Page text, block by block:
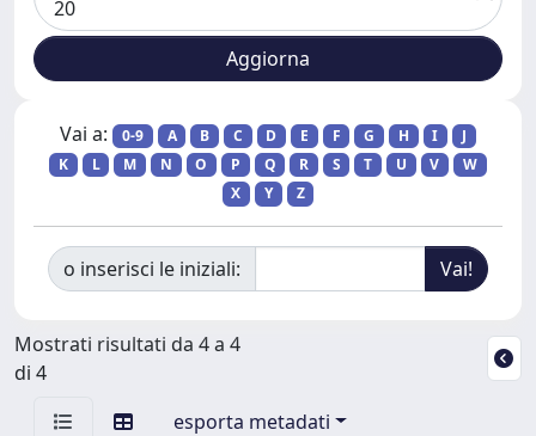
Vai a: 0-9 A B C D E F G H I
J
K
L M N O P Q R S T U V
W
X
Y Z
o inserisci le iniziali:
Mostrati risultati da 4 a 4
di 4
esporta metadati